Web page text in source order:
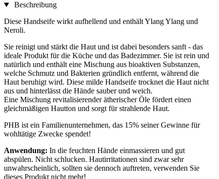
Beschreibung
Diese Handseife wirkt aufhellend und enthält Ylang Ylang und
Neroli.
Sie reinigt und stärkt die Haut und ist dabei besonders sanft - das
ideale Produkt für die Küche und das Badezimmer. Sie ist rein und
natürlich und enthält eine Mischung aus bioaktiven Substanzen,
welche Schmutz und Bakterien gründlich entfernt, während die
Haut beruhigt wird. Diese milde Handseife trocknet die Haut nicht
aus und hinterlässt die Hände sauber und weich.
Eine Mischung revitalisierender ätherischer Öle fördert einen
gleichmäßigen Hautton und sorgt für strahlende Haut.
PHB ist ein Familienunternehmen, das 15% seiner Gewinne für
wohltätige Zwecke spendet!
Anwendung: In die feuchten Hände einmassieren und gut
abspülen. Nicht schlucken. Hautirritationen sind zwar sehr
unwahrscheinlich, sollten sie dennoch auftreten, verwenden Sie
dieses Produkt nicht mehr!